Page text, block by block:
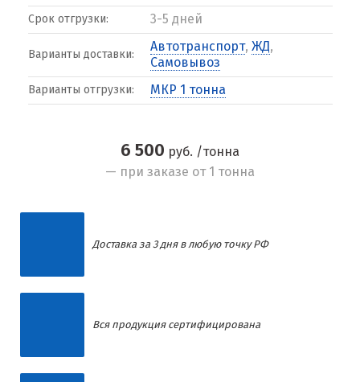
Срок отгрузки: 3-5 дней
Варианты доставки:
Автотранспорт, ЖД,
Самовывоз
Варианты отгрузки: МКР 1 тонна
6 500 руб. /тонна
— при заказе от 1 тонна
Доставка за 3 дня в любую точку РФ
Вся продукция сертифицирована